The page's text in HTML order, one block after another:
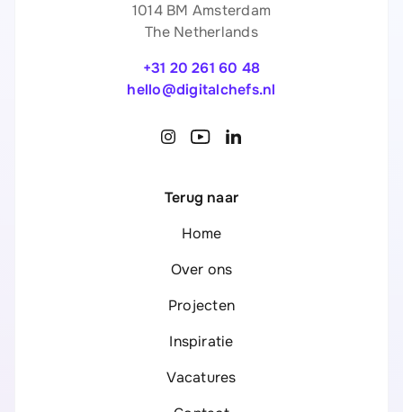
1014 BM Amsterdam
The Netherlands
+31 20 261 60 48
hello@digitalchefs.nl
Terug naar
Home
Over ons
Projecten
Inspiratie
Vacatures